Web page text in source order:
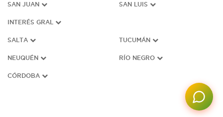
SAN JUAN SAN LUIS
INTERÉS GRAL
SALTA TUCUMÁN
NEUQUÉN RÍO NEGRO
CÓRDOBA